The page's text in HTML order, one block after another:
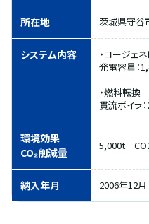
所在地 茨城県守谷
システム内容
・コージェ
発電容量：
・燃料転換
貫流ボイラ
環境効果
CO₂削減量
5,000t－
納入年月 2006年12月